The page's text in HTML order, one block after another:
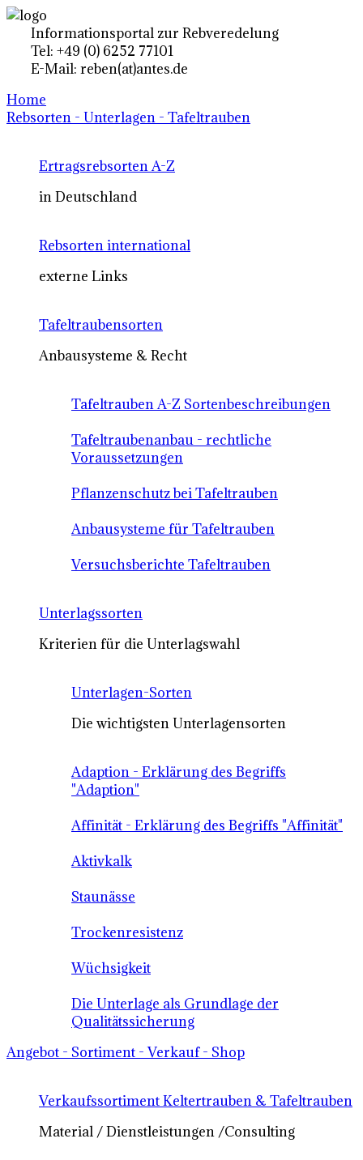
Informationsportal zur Rebveredelung
Tel: +49 (0) 6252 77101
E-Mail: reben(at)antes.de
Home
Rebsorten - Unterlagen - Tafeltrauben
Ertragsrebsorten A-Z
in Deutschland
Rebsorten international
externe Links
Tafeltraubensorten
Anbausysteme & Recht
Tafeltrauben A-Z Sortenbeschreibungen
Tafeltraubenanbau - rechtliche
Voraussetzungen
Pflanzenschutz bei Tafeltrauben
Anbausysteme für Tafeltrauben
Versuchsberichte Tafeltrauben
Unterlagssorten
Kriterien für die Unterlagswahl
Unterlagen-Sorten
Die wichtigsten Unterlagensorten
Adaption - Erklärung des Begriffs
"Adaption"
Affinität - Erklärung des Begriffs "Affinität"
Aktivkalk
Staunässe
Trockenresistenz
Wüchsigkeit
Die Unterlage als Grundlage der
Qualitätssicherung
Angebot - Sortiment - Verkauf - Shop
Verkaufssortiment Keltertrauben & Tafeltrauben
Material / Dienstleistungen /Consulting